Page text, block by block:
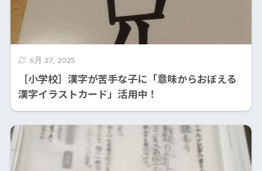
6月 27, 2025
［小学校］漢字が苦手な子に「意味からおぼえる
漢字イラストカード」活用中！